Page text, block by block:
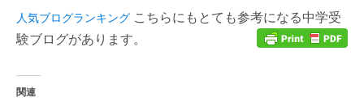
人気ブログランキング こちらにもとても参考になる中学受
験ブログがあります。
関連